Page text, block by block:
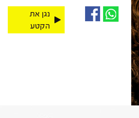
נגן את
הקטע